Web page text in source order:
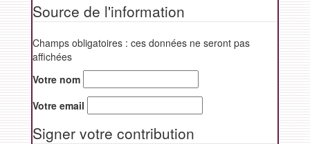
Source de l'information
Champs obligatoires : ces données ne seront pas
affichées
Votre nom
Votre email
Signer votre contribution